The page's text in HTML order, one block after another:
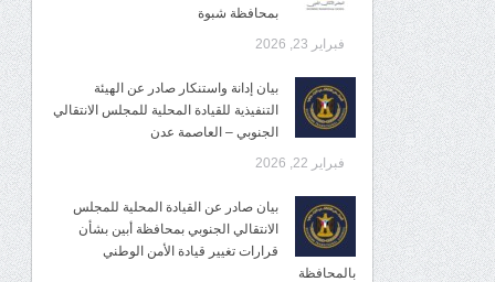
بمحافظة شبوة
فبراير 23, 2026
بيان إدانة واستنكار صادر عن الهيئة
التنفيذية للقيادة المحلية للمجلس الانتقالي
الجنوبي – العاصمة عدن
فبراير 22, 2026
بيان صادر عن القيادة المحلية للمجلس
الانتقالي الجنوبي بمحافظة أبين بشأن
قرارات تغيير قيادة الأمن الوطني
بالمحافظة